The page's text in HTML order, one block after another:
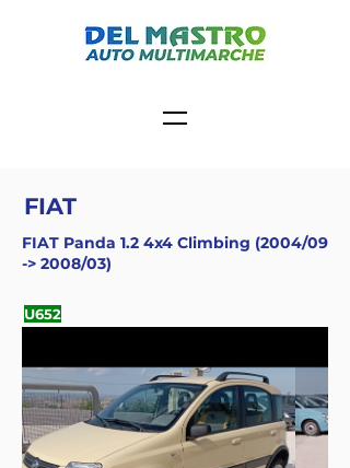
FIAT
FIAT Panda 1.2 4x4 Climbing (2004/09
-> 2008/03)
U652